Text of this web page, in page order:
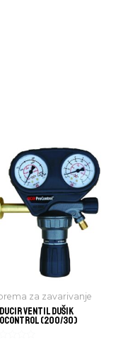
za zavarivanje
VENTIL DUŠIK
(200/30)